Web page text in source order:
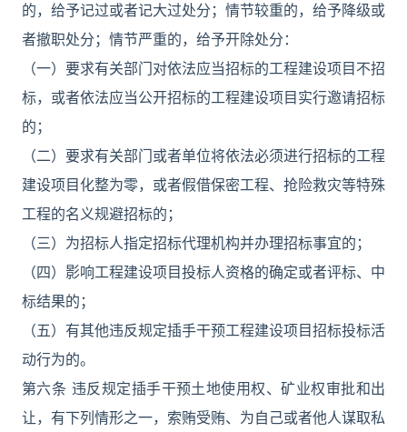
的，给予记过或者记大过处分；情节较重的，给予降级或
者撤职处分；情节严重的，给予开除处分：
（一）要求有关部门对依法应当招标的工程建设项目不招
标，或者依法应当公开招标的工程建设项目实行邀请招标
的；
（二）要求有关部门或者单位将依法必须进行招标的工程
建设项目化整为零，或者假借保密工程、抢险救灾等特殊
工程的名义规避招标的；
（三）为招标人指定招标代理机构并办理招标事宜的；
（四）影响工程建设项目投标人资格的确定或者评标、中
标结果的；
（五）有其他违反规定插手干预工程建设项目招标投标活
动行为的。
第六条 违反规定插手干预土地使用权、矿业权审批和出
让，有下列情形之一，索贿受贿、为自己或者他人谋取私